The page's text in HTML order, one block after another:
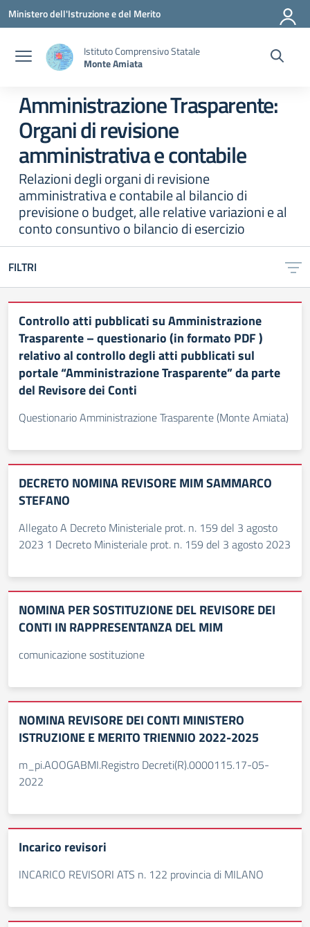
Vai ai contenuti
Vai al menu di navigazione
Vai al footer
Ministero dell'Istruzione e del Merito
Istituto Comprensivo Statale
Monte Amiata
Amministrazione Trasparente:
Organi di revisione
amministrativa e contabile
Relazioni degli organi di revisione
amministrativa e contabile al bilancio di
previsione o budget, alle relative variazioni e al
conto consuntivo o bilancio di esercizio
FILTRI
Controllo atti pubblicati su Amministrazione
Trasparente – questionario (in formato PDF )
relativo al controllo degli atti pubblicati sul
portale “Amministrazione Trasparente” da parte
del Revisore dei Conti
Questionario Amministrazione Trasparente (Monte Amiata)
DECRETO NOMINA REVISORE MIM SAMMARCO
STEFANO
Allegato A Decreto Ministeriale prot. n. 159 del 3 agosto
2023 1 Decreto Ministeriale prot. n. 159 del 3 agosto 2023
NOMINA PER SOSTITUZIONE DEL REVISORE DEI
CONTI IN RAPPRESENTANZA DEL MIM
comunicazione sostituzione
NOMINA REVISORE DEI CONTI MINISTERO
ISTRUZIONE E MERITO TRIENNIO 2022-2025
m_pi.AOOGABMI.Registro Decreti(R).0000115.17-05-
2022
Incarico revisori
INCARICO REVISORI ATS n. 122 provincia di MILANO